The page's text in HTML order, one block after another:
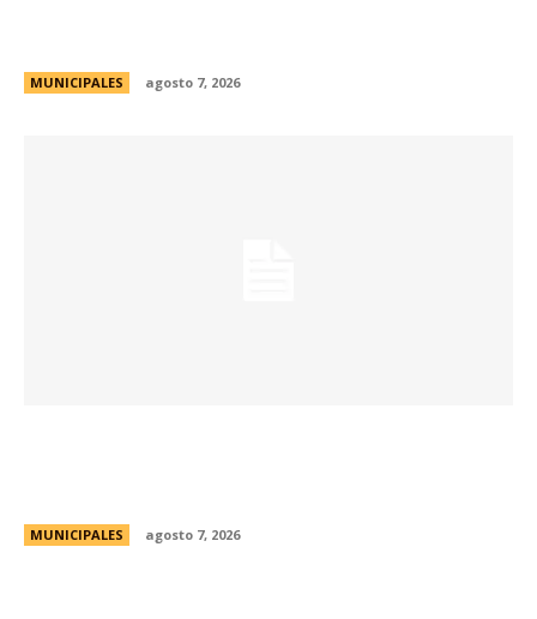
MUNICIPALES agosto 7, 2026
MUNICIPALES agosto 7, 2026